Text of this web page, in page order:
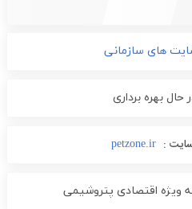
سازمانی
بهره برداری
:
petzone.ir
اقتصادی پتروشیمی